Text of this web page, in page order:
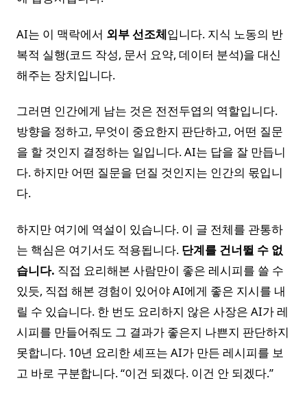
AI는 이 맥락에서 외부 선조체입니다. 지식 노동의 반
복적 실행(코드 작성, 문서 요약, 데이터 분석)을 대신
해주는 장치입니다.
그러면 인간에게 남는 것은 전전두엽의 역할입니다.
방향을 정하고, 무엇이 중요한지 판단하고, 어떤 질문
을 할 것인지 결정하는 일입니다. AI는 답을 잘 만듭니
다. 하지만 어떤 질문을 던질 것인지는 인간의 몫입니
다.
하지만 여기에 역설이 있습니다. 이 글 전체를 관통하
는 핵심은 여기서도 적용됩니다. 단계를 건너뛸 수 없
습니다. 직접 요리해본 사람만이 좋은 레시피를 쓸 수
있듯, 직접 해본 경험이 있어야 AI에게 좋은 지시를 내
릴 수 있습니다. 한 번도 요리하지 않은 사장은 AI가 레
시피를 만들어줘도 그 결과가 좋은지 나쁜지 판단하지
못합니다. 10년 요리한 셰프는 AI가 만든 레시피를 보
고 바로 구분합니다. “이건 되겠다. 이건 안 되겠다.”